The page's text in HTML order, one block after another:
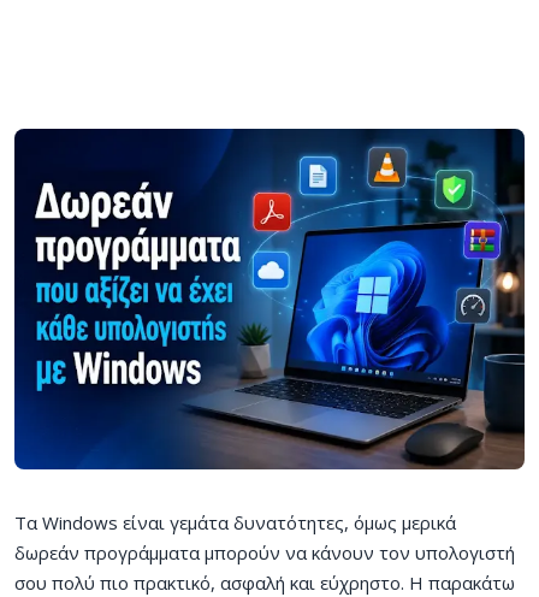
Τα Windows είναι γεμάτα δυνατότητες, όμως μερικά
δωρεάν προγράμματα μπορούν να κάνουν τον υπολογιστή
σου πολύ πιο πρακτικό, ασφαλή και εύχρηστο. Η παρακάτω